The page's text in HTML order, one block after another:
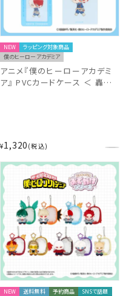
NEW
ラッピング対象商品
僕のヒーローアカデミア
アニメ『僕のヒーローアカデミ
ア』 PVCカードケース ＜ 轟焦
¥1,320 税込
NEW 送料無料 予約商品
SNSで話題